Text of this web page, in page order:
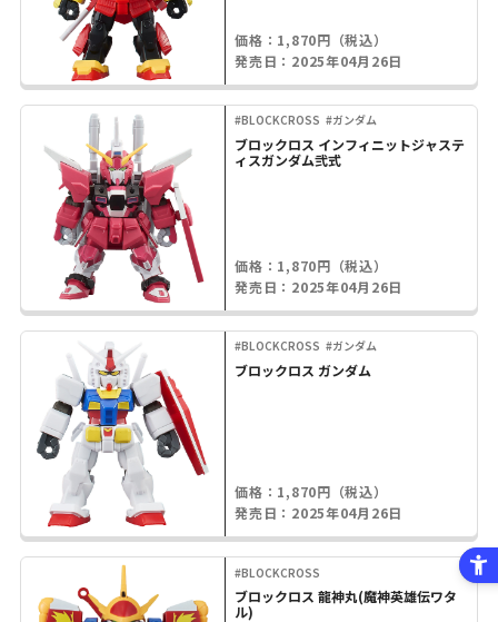
価格：1,870円（税込）
発売日：2025年04月26日
#BLOCKCROSS #ガンダム
ブロックロス インフィニットジャステ
ィスガンダム弐式
価格：1,870円（税込）
発売日：2025年04月26日
#BLOCKCROSS #ガンダム
ブロックロス ガンダム
価格：1,870円（税込）
発売日：2025年04月26日
#BLOCKCROSS
ブロックロス 龍神丸(魔神英雄伝ワタ
ル)